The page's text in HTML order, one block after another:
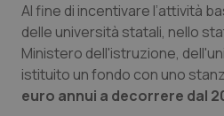
Al fine di incentivare l’attività
delle università statali, nello
Ministero dell'istruzione,
istituito un fondo con uno
euro annui a decorrere dal